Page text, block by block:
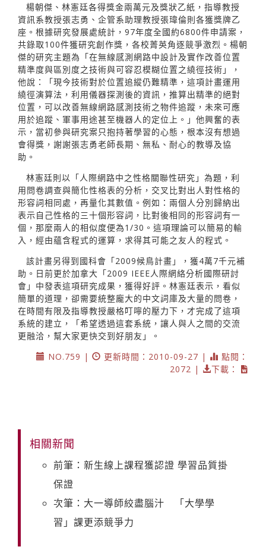
楊朝傑、林憲廷各得獎金兩萬元及獎狀乙紙，指導教授
資訊系教授張志勇、企管系助理教授張瑋倫則各獲獎牌乙
座。根據研究發展處統計，97年度全國約6800件申請案，
共錄取100件獲研究創作獎，各校菁英角逐競爭激烈。楊朝
傑的研究主題為「在無線感測網路中設計及實作改善位置
精準度與區別度之技術與可容忍模糊位置之繞徑技術」，
他說：「現今技術對於位置追縱仍難精準，這項計畫運用
繞徑演算法，利用儀器探測後的資訊，推算出精準的絕對
位置，可以改善無線網路感測技術之物件追蹤，未來可應
用於追蹤、軍事用途甚至機器人的定位上。」他興奮的表
示，當初參與研究案只抱持著學習的心態，根本沒有想過
會得獎，謝謝張志勇老師長期、無私、耐心的教導及協
助。
林憲廷則以「人際網路中之性格關聯性研究」為題，利
用問卷調查與簡化性格表的分析，交叉比對出人對性格的
形容詞相同處，再量化其數值。例如：兩個人分別歸納出
表示自己性格的三十個形容詞，比對後相同的形容詞有一
個，那麼兩人的相似度便為1/30。這項理論可以簡易的輸
入，經由蘊含程式的運算，求得其可能之友人的程式。
該計畫另得到國科會「2009候鳥計畫」，獲4萬7千元補
助。日前更於加拿大「2009 IEEE人際網絡分析國際研討
會」中發表這項研究成果，獲得好評。林憲廷表示，看似
簡單的道理，卻需要統整龐大的中文詞庫及大量的問卷，
在時間有限及指導教授嚴格叮嚀的壓力下，才完成了這項
系統的建立，「希望透過這套系統，讓人與人之間的交流
更融洽，幫大家更快交到好朋友」。
NO.759 |
更新時間：2010-09-27 |
點閱：
2072 |
下載：
相關新聞
前筆：新生線上課程獲認證 學習品質掛
保證
次筆：大一導師絞盡腦汁 「大學學
習」課更添競爭力